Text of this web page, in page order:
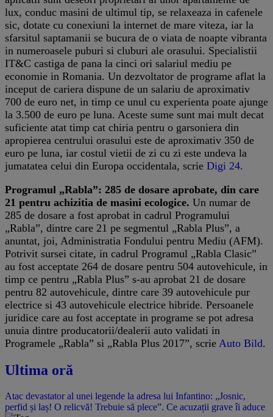
lux, conduc masini de ultimul tip, se relaxeaza in cafenele
sic, dotate cu conexiuni la internet de mare viteza, iar la
sfarsitul saptamanii se bucura de o viata de noapte vibranta
in numeroasele puburi si cluburi ale orasului. Specialistii
IT&C castiga de pana la cinci ori salariul mediu pe
economie in Romania. Un dezvoltator de programe aflat la
inceput de cariera dispune de un salariu de aproximativ
700 de euro net, in timp ce unul cu experienta poate ajunge
la 3.500 de euro pe luna. Aceste sume sunt mai mult decat
suficiente atat timp cat chiria pentru o garsoniera din
apropierea centrului orasului este de aproximativ 350 de
euro pe luna, iar costul vietii de zi cu zi este undeva la
jumatatea celui din Europa occidentala, scrie Digi 24.
Programul „Rabla”: 285 de dosare aprobate, din care
21 pentru achizitia de masini ecologice. Un numar de
285 de dosare a fost aprobat in cadrul Programului
„Rabla”, dintre care 21 pe segmentul „Rabla Plus”, a
anuntat, joi, Administratia Fondului pentru Mediu (AFM).
Potrivit sursei citate, in cadrul Programul „Rabla Clasic”
au fost acceptate 264 de dosare pentru 504 autovehicule, in
timp ce pentru „Rabla Plus” s-au aprobat 21 de dosare
pentru 82 autovehicule, dintre care 39 autovehicule pur
electrice si 43 autovehicule electrice hibride. Persoanele
juridice care au fost acceptate in programe se pot adresa
unuia dintre producatorii/dealerii auto validati in
Programele „Rabla” si „Rabla Plus 2017”, scrie Auto Bild.
Ultima oră
Atac devastator al unei legende la adresa lui Infantino: „Josnic,
perfid și laș! O relicvă! Trebuie să plece”. Ce acuzații grave îi aduce